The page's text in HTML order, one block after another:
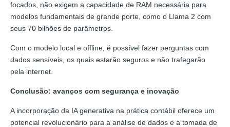
focados, não exigem a capacidade de RAM necessária para
modelos fundamentais de grande porte, como o Llama 2 com
seus 70 bilhões de parâmetros.
Com o modelo local e offline, é possível fazer perguntas com
dados sensíveis, os quais estarão seguros e não trafegarão
pela internet.
Conclusão: avanços com segurança e inovação
A incorporação da IA generativa na prática contábil oferece um
potencial revolucionário para a análise de dados e a tomada de